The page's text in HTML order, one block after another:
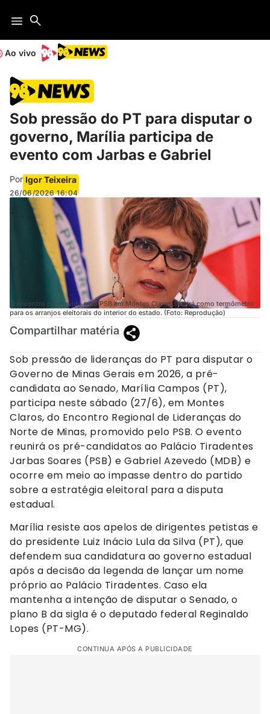
Ao vivo
Sob pressão do PT para disputar o
governo, Marília participa de
evento com Jarbas e Gabriel
Por Igor Teixeira
26/06/2026 16:04
O encontro promovido pelo PSB em Montes Claros servirá como termômetro
para os arranjos eleitorais do interior do estado. (Foto: Reprodução)
Compartilhar matéria
Sob pressão de lideranças do PT para disputar o
Governo de Minas Gerais em 2026, a pré-
candidata ao Senado, Marília Campos (PT),
participa neste sábado (27/6), em Montes
Claros, do Encontro Regional de Lideranças do
Norte de Minas, promovido pelo PSB. O evento
reunirá os pré-candidatos ao Palácio Tiradentes
Jarbas Soares (PSB) e Gabriel Azevedo (MDB) e
ocorre em meio ao impasse dentro do partido
sobre a estratégia eleitoral para a disputa
estadual.
Marília resiste aos apelos de dirigentes petistas e
do presidente Luiz Inácio Lula da Silva (PT), que
defendem sua candidatura ao governo estadual
após a decisão da legenda de lançar um nome
próprio ao Palácio Tiradentes. Caso ela
mantenha a intenção de disputar o Senado, o
plano B da sigla é o deputado federal Reginaldo
Lopes (PT-MG).
CONTINUA APÓS A PUBLICIDADE